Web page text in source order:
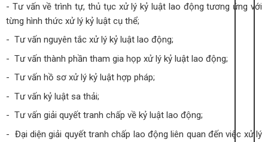
- Tư vấn về trình tự, thủ tục xử lý kỷ luật lao động tương ứng với
từng hình thức xử lý kỷ luật cụ thể;
- Tư vấn nguyên tắc xử lý kỷ luật lao động;
- Tư vấn thành phần tham gia họp xử lý kỷ luật lao động;
- Tư vấn hồ sơ xử lý kỷ luật hợp pháp;
- Tư vấn kỷ luật sa thải;
- Tư vấn giải quyết tranh chấp về kỷ luật lao động;
- Đại diện giải quyết tranh chấp lao động liên quan đến việc xử lý